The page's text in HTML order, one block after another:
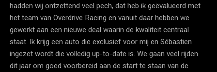
hadden wij ontzettend veel pech, dat heb ik geëvalueerd met
het team van Overdrive Racing en vanuit daar hebben we
gewerkt aan een nieuwe deal waarin de kwaliteit centraal
staat. Ik krijg een auto die exclusief voor mij en Sébastien
ingezet wordt die volledig up-to-date is. We gaan veel rijden
dit jaar om goed voorbereid aan de start te staan van de